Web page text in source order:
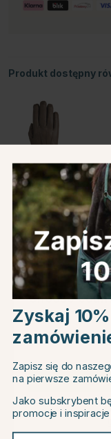
Produkt dostępny
Brązowy
Informacje o
O producencie
Recenzje
Powiązane
Choose
EU
Zyskaj
Zapisz się do
na pierwsze
Jako subskrybent
promocje i